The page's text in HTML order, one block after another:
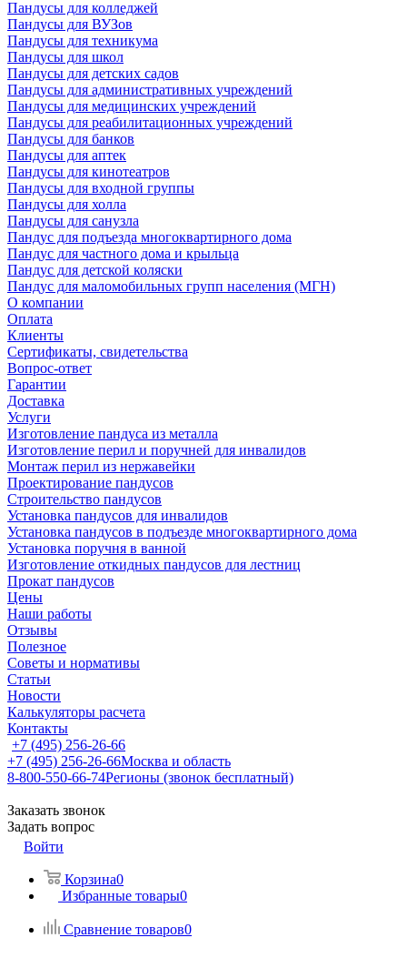
Пандусы для колледжей
Пандусы для ВУЗов
Пандусы для техникума
Пандусы для школ
Пандусы для детских садов
Пандусы для административных учреждений
Пандусы для медицинских учреждений
Пандусы для реабилитационных учреждений
Пандусы для банков
Пандусы для аптек
Пандусы для кинотеатров
Пандусы для входной группы
Пандусы для холла
Пандусы для санузла
Пандус для подъезда многоквартирного дома
Пандус для частного дома и крыльца
Пандус для детской коляски
Пандус для маломобильных групп населения (МГН)
О компании
Оплата
Клиенты
Сертификаты, свидетельства
Вопрос-ответ
Гарантии
Доставка
Услуги
Изготовление пандуса из металла
Изготовление перил и поручней для инвалидов
Монтаж перил из нержавейки
Проектирование пандусов
Строительство пандусов
Установка пандусов для инвалидов
Установка пандусов в подъезде многоквартирного дома
Установка поручня в ванной
Изготовление откидных пандусов для лестниц
Прокат пандусов
Цены
Наши работы
Отзывы
Полезное
Советы и нормативы
Статьи
Новости
Калькуляторы расчета
Контакты
+7 (495) 256-26-66
+7 (495) 256-26-66Москва и область
8-800-550-66-74Регионы (звонок бесплатный)
Заказать звонок
Задать вопрос
Войти
Корзина0
Избранные товары0
Сравнение товаров0